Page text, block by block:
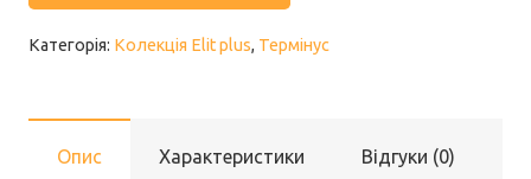
мат
кількість
Категорія: Колекція Elit plus, Термінус
Опис Характеристики Відгуки (0)